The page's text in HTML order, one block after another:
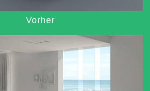
Vorher